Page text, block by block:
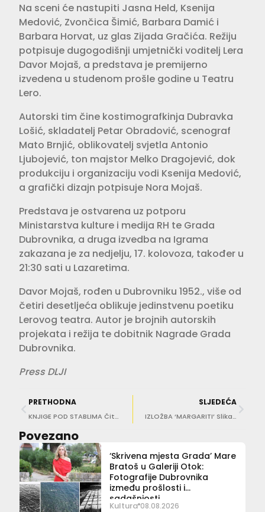
Na sceni će nastupiti Jasna Held, Ksenija
Medović, Zvončica Šimić, Barbara Damić i
Barbara Horvat, uz glas Zijada Gračića. Režiju
potpisuje dugogodišnji umjetnički voditelj Lera
Davor Mojaš, a predstava je premijerno
izvedena u studenom prošle godine u Teatru
Lero.
Autorski tim čine kostimografkinja Dubravka
Lošić, skladatelj Petar Obradović, scenograf
Mato Brnjić, oblikovatelj svjetla Antonio
Ljubojević, ton majstor Melko Dragojević, dok
produkciju i organizaciju vodi Ksenija Medović,
a grafički dizajn potpisuje Nora Mojaš.
Predstava je ostvarena uz potporu
Ministarstva kulture i medija RH te Grada
Dubrovnika, a druga izvedba na Igrama
zakazana je za nedjelju, 17. kolovoza, također u
21:30 sati u Lazaretima.
Davor Mojaš, rođen u Dubrovniku 1952., više od
četiri desetljeća oblikuje jedinstvenu poetiku
Lerovog teatra. Autor je brojnih autorskih
projekata i režija te dobitnik Nagrade Grada
Dubrovnika.
Press DLJI
PRETHODNA
KNJIGE POD STABLIMA Čitanje, kreativnost i poezija u parku u Gružu
SLJEDEĆA
IZLOŽBA ‘MARGARITI’ Slikarica Ivona Šimunović predstavlja žene u povijesnom, ali i suvremenom kontekstu
Povezano
‘Skrivena mjesta Grada’ Mare
Bratoš u Galeriji Otok:
Fotografije Dubrovnika
između prošlosti i
sadašnjosti
Kultura 08.08.2026